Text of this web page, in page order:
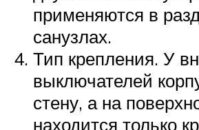
применяются в
санузлах.
Тип крепления. У
выключателей
стену, а на
находится только